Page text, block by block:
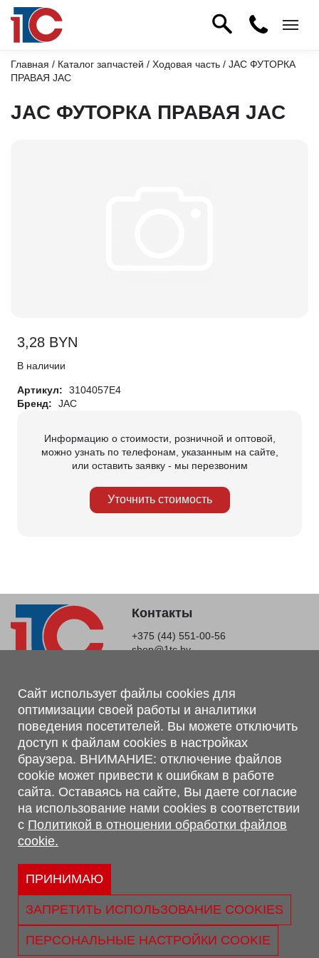
Главная / Каталог запчастей / Ходовая часть / JAC ФУТОРКА
ПРАВАЯ JAC
JAC ФУТОРКА ПРАВАЯ JAC
3,28 BYN
В наличии
Артикул:
3104057E4
Бренд:
JAC
Информацию о стоимости, розничной и оптовой,
можно узнать по телефонам, указанным на сайте,
или оставить заявку - мы перезвоним
Уточнить стоимость
Контакты
+375 (44) 551-00-56
shop@1tc.by
Магазин, склад
г. Минск, Минский р-н, п. Привольный, ул. Мира, 20А,
223062
г. Брест, ул. Лейтенанта Рябцева, 108 В, 224701
Обращаем Ваше внимание, что вся предоставленная на сайте
информация, касающаяся комплектаций, технических
характеристик, цветовых сочетаний, а также стоимости и
сервисного обслуживания носит информационный характер и
не является публичной офертой, определяемой п.2 ст.407
Гражданского кодекса Республики Беларусь.
Политика обработки персональных данных
Политикой в отношении обработки файлов cookie.
Свидетельство о регистрации №290667530 выдано 02.02.2009
г. Администрацией Ленинского р-на г. Бреста
Сайт использует файлы cookies для
оптимизации своей работы и аналитики
поведения посетителей. Вы можете отключить
доступ к файлам cookies в настройках
браузера. ВНИМАНИЕ: отключение файлов
cookie может привести к ошибкам в работе
сайта. Оставаясь на сайте, Вы даете согласие
на использование нами cookies в соответствии
с Политикой в отношении обработки файлов
cookie.
ПРИНИМАЮ
ЗАПРЕТИТЬ ИСПОЛЬЗОВАНИЕ COOKIES
ПЕРСОНАЛЬНЫЕ НАСТРОЙКИ COOKIE